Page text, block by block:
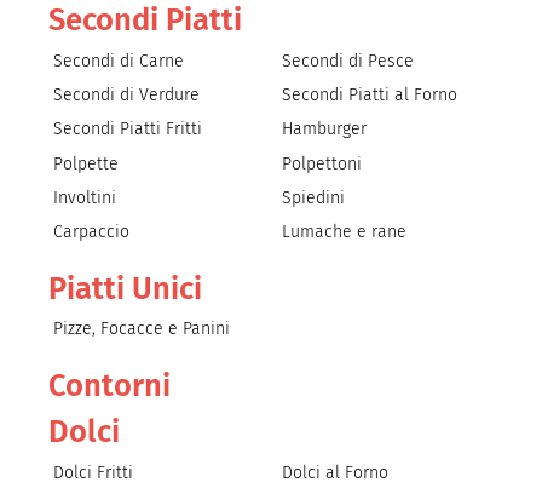
Secondi Piatti
Secondi di Carne
Secondi di Pesce
Secondi di Verdure
Secondi Piatti al Forno
Secondi Piatti Fritti
Hamburger
Polpette
Polpettoni
Involtini
Spiedini
Carpaccio
Lumache e rane
Piatti Unici
Pizze, Focacce e Panini
Contorni
Dolci
Dolci Fritti
Dolci al Forno